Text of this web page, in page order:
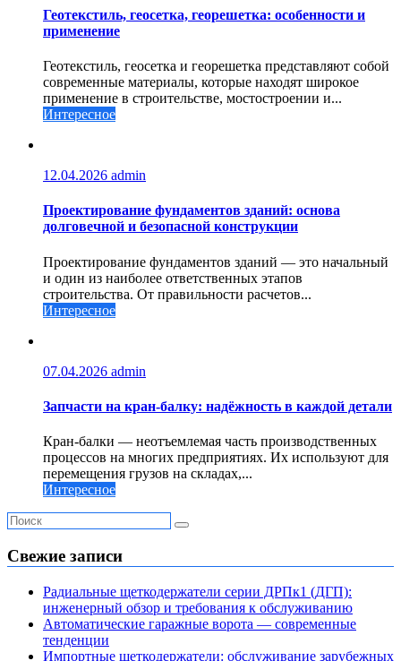
Геотекстиль, геосетка, георешетка: особенности и
применение
Геотекстиль, геосетка и георешетка представляют собой
современные материалы, которые находят широкое
применение в строительстве, мостостроении и...
Интересное
12.04.2026 admin
Проектирование фундаментов зданий: основа
долговечной и безопасной конструкции
Проектирование фундаментов зданий — это начальный
и один из наиболее ответственных этапов
строительства. От правильности расчетов...
Интересное
07.04.2026 admin
Запчасти на кран-балку: надёжность в каждой детали
Кран-балки — неотъемлемая часть производственных
процессов на многих предприятиях. Их используют для
перемещения грузов на складах,...
Интересное
Свежие записи
Радиальные щеткодержатели серии ДРПк1 (ДГП):
инженерный обзор и требования к обслуживанию
Автоматические гаражные ворота — современные
тенденции
Импортные щеткодержатели: обслуживание зарубежных